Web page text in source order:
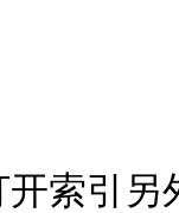
引另